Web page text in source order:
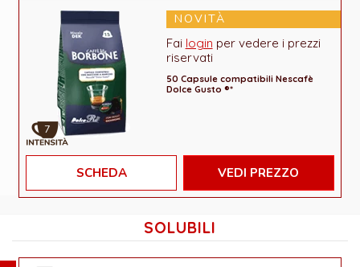
7
NOVITÀ
Fai login per vedere i prezzi
riservati
50 Capsule compatibili Nescafè
Dolce Gusto ®*
SCHEDA VEDI PREZZO
SOLUBILI